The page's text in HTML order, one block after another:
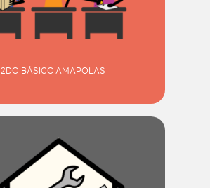
2DO BÁSICO AMAPOLAS